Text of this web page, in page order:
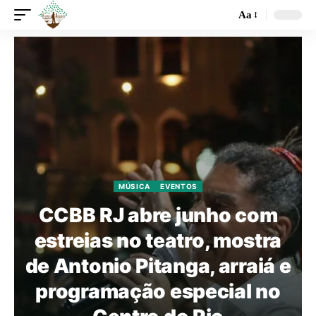
Aa
MÚSICA EVENTOS
CCBB RJ abre junho com
estreias no teatro, mostra
de Antonio Pitanga, arraiá e
programação especial no